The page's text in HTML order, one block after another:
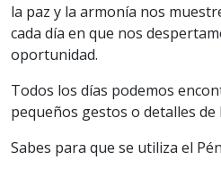
la paz y la armonía nos
cada día en que nos
oportunidad.
Todos los días podemos
pequeños gestos o detalles de
Sabes para que se utiliza el